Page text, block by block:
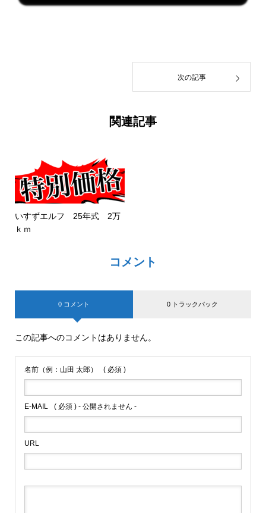
次の記事
関連記事
いすずエルフ 25年式 2万
ｋｍ
コメント
0 コメント 0 トラックバック
この記事へのコメントはありません。
名前（例：山田 太郎） ( 必須 )
E-MAIL ( 必須 ) - 公開されません -
URL